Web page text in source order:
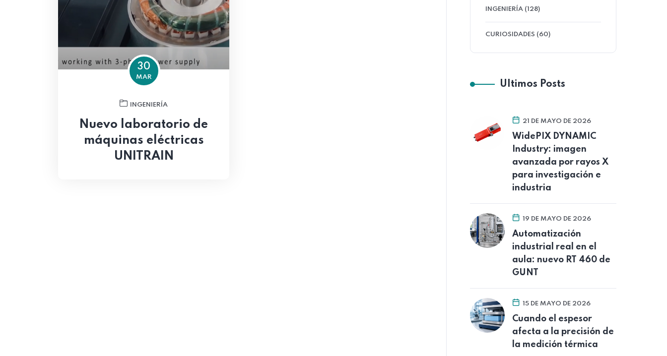
30
MAR
INGENIERÍA
Nuevo laboratorio de
máquinas eléctricas
UNITRAIN
INGENIERÍA (128)
CURIOSIDADES (60)
Ultimos Posts
21 DE MAYO DE 2026
WidePIX DYNAMIC
Industry: imagen
avanzada por rayos X
para investigación e
industria
19 DE MAYO DE 2026
Automatización
industrial real en el
aula: nuevo RT 460 de
GUNT
15 DE MAYO DE 2026
Cuando el espesor
afecta a la precisión de
la medición térmica